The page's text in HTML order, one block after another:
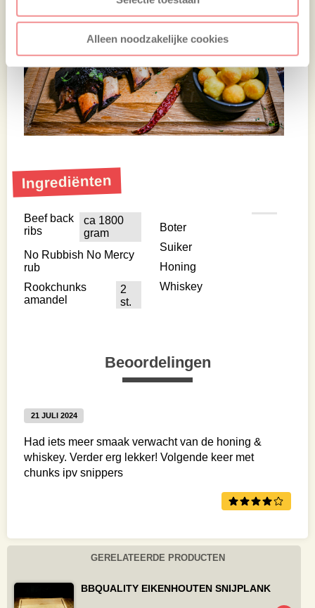
Alleen noodzakelijke cookies
Ingrediënten
Beef back
ribs
ca 1800
gram
No Rubbish No Mercy
rub
Rookchunks
amandel
2
st.
Boter
Suiker
Honing
Whiskey
Beoordelingen
21 JULI 2024
Had iets meer smaak verwacht van de honing &
whiskey. Verder erg lekker! Volgende keer met
chunks ipv snippers
GERELATEERDE PRODUCTEN
BBQUALITY EIKENHOUTEN SNIJPLANK